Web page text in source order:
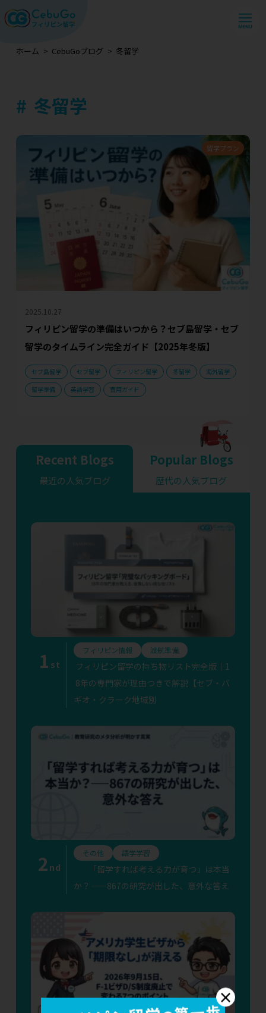
ホーム CebuGoブログ 冬留学
冬留学
留学プラン
2025.10.27
フィリピン留学の準備はいつから？セブ島留学・セブ
留学のタイムライン完全ガイド【2025年冬版】
セブ島留学 セブ留学 フィリピン留学 冬留学
海外留学
留学準備
英語学習 費用ガイド
Recent Blogs
最近の人気ブログ
Popular Blogs
歴代の人気ブログ
1 st
フィリピン情報 渡航準備
フィリピン留学の持ち物リスト完全版｜1
8年の専門家が理由つきで解説【セブ・バ
ギオ・クラーク地域別
2 nd
その他 語学学習
「留学すれば考える力が育つ」は本当
か？——867の研究が出した、意外な答え
×